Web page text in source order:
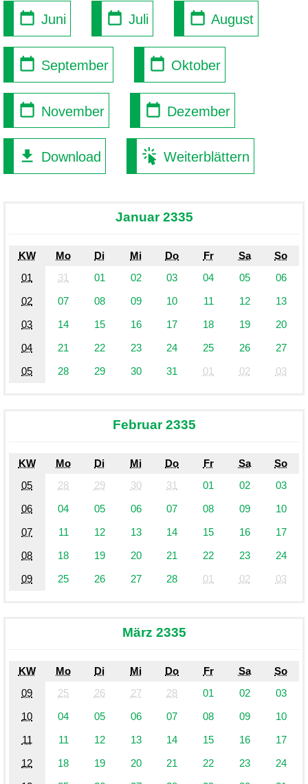
Juni Juli August
September Oktober
November Dezember
Download Weiterblättern
Januar 2335
KW Mo Di Mi Do Fr Sa
So
01
31 01 02 03 04 05
06
02
07 08 09 10 11 12
13
03
14 15 16 17 18 19
20
04
21 22 23 24 25 26
27
05
28 29 30 31 01 02 03
Februar 2335
KW Mo Di Mi Do Fr Sa
So
05
28 29 30 31 01 02
03
06
04 05 06 07 08 09
10
07
11 12 13 14 15 16
17
08
18 19 20 21 22 23
24
09
25 26 27 28 01 02 03
März 2335
KW Mo Di Mi Do Fr Sa
So
09
25 26 27 28 01 02
03
10
04 05 06 07 08 09
10
11
11 12 13 14 15 16
17
12
18 19 20 21 22 23
24